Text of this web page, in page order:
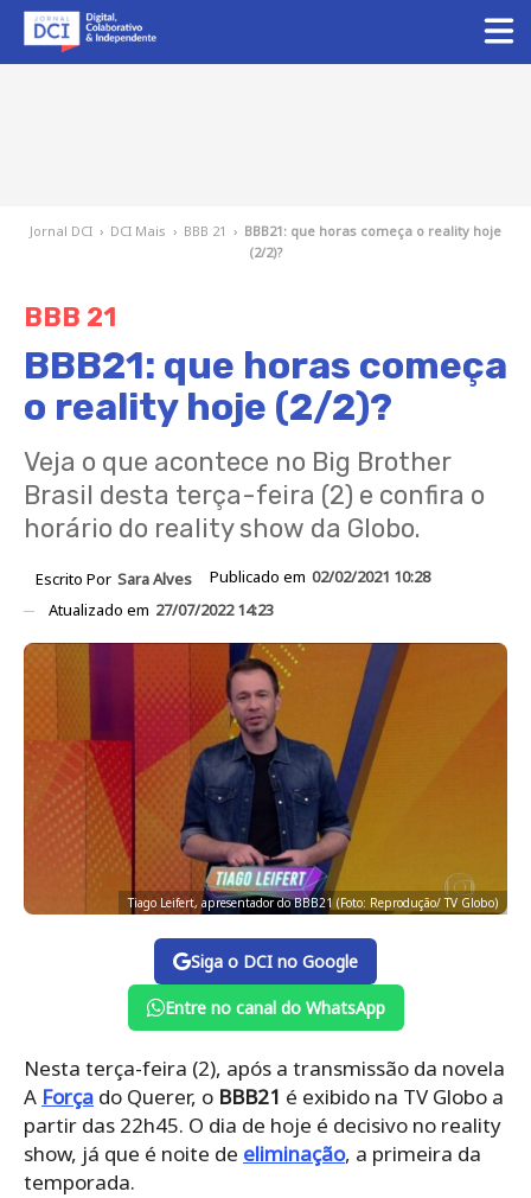
Jornal DCI › DCI Mais › BBB 21 › BBB21: que horas começa o reality hoje
(2/2)?
BBB 21
BBB21: que horas começa
o reality hoje (2/2)?
Veja o que acontece no Big Brother
Brasil desta terça-feira (2) e confira o
horário do reality show da Globo.
Escrito Por Sara Alves Publicado em 02/02/2021 10:28
Atualizado em 27/07/2022 14:23
Tiago Leifert, apresentador do BBB21 (Foto: Reprodução/ TV Globo)
Siga o DCI no Google
Entre no canal do WhatsApp
Nesta terça-feira (2), após a transmissão da novela
A Força do Querer, o BBB21 é exibido na TV Globo a
partir das 22h45. O dia de hoje é decisivo no reality
show, já que é noite de eliminação, a primeira da
temporada.